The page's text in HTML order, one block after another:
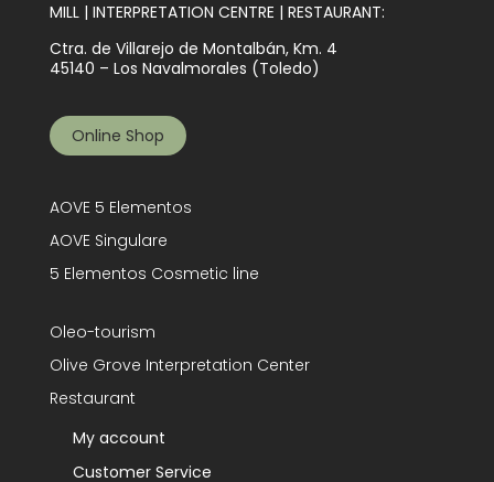
MILL | INTERPRETATION CENTRE | RESTAURANT:
Ctra. de Villarejo de Montalbán, Km. 4
45140 – Los Navalmorales (Toledo)
Online Shop
AOVE 5 Elementos
AOVE Singulare
5 Elementos Cosmetic line
Oleo-tourism
Olive Grove Interpretation Center
Restaurant
My account
Customer Service